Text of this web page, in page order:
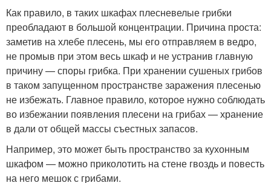
Как правило, в таких шкафах плесневелые грибки
преобладают в большой концентрации. Причина проста:
заметив на хлебе плесень, мы его отправляем в ведро,
не промыв при этом весь шкаф и не устранив главную
причину — споры грибка. При хранении сушеных грибов
в таком запущенном пространстве заражения плесенью
не избежать. Главное правило, которое нужно соблюдать
во избежании появления плесени на грибах — хранение
в дали от общей массы съестных запасов.
Например, это может быть пространство за кухонным
шкафом — можно приколотить на стене гвоздь и повесть
на него мешок с грибами.